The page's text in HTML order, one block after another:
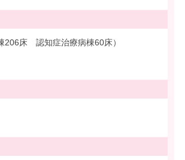
206床 認知症治療病棟60床）